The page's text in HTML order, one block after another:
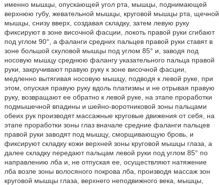
именно мышцы, опускающей угол рта, мышцы, поднимающей
верхнюю губу, жевательной мышцы, круговой мышцы рта, щечной
мышцы, снизу вверх, создавая складку, затем левую руку
фиксируют в зоне височной фасции, локоть правой руки сгибают
под углом 90°, а фаланги средних пальцев правой руки ставят в
зоне большой скуловой мышцы под углом 85° и, заводя под
носовую мышцу среднюю фалангу указательного пальца правой
руки, закручивают правую руку к зоне височной фасции,
медленно вытягивая носовую мышцу, подводя к левой руке, при
этом, опуская правую руку вдоль платизмы и не отрывая правую
руку, возвращают ее обратно к левой руке, на этапе проработки
подмышечной впадины и шейно-воротниковой зоны пальцами
обеих рук производят массажные круговые движения от себя, на
этапе проработки зоны глаз вначале средние фаланги пальцев
правой руки заводят под мышцу, сморщивающую бровь, и
фиксируют складку кожи верхней зоны круговой мышцы глаза, а
далее складку передают пальцам левой руки под углом 85° по
направлению лба и, не отпуская ее, осуществляют натяжение
лба возле зоны волосяного покрова лба, производя массаж зон
круговой мышцы глаза, верхнего неподвижного века, мышцы,